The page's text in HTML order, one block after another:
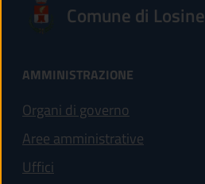
Comune di Losine
AMMINISTRAZIONE
Organi di governo
Aree amministrative
Uffici